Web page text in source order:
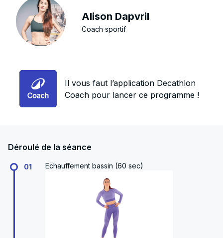
Alison Dapvril
Coach sportif
Il vous faut l’application Decathlon
Coach pour lancer ce programme !
Déroulé de la séance
01 Echauffement bassin (60 sec)